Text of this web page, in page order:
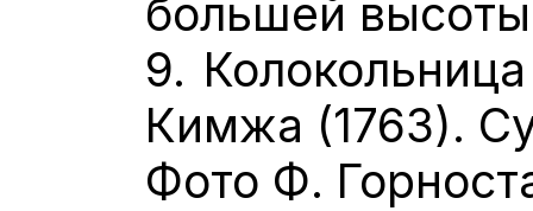
большей
9.
Кимжа (1763).
Фото Ф.